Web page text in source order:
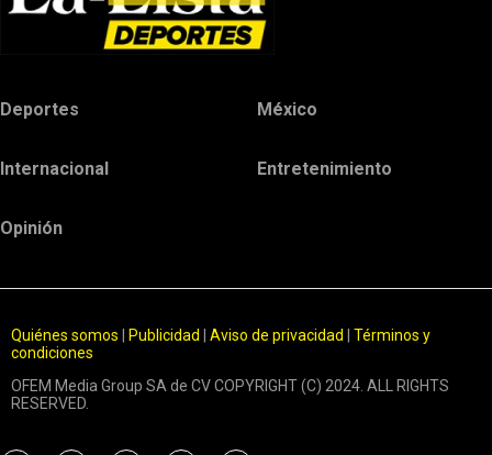
Deportes México
Internacional Entretenimiento
Opinión
Quiénes somos Publicidad Aviso de privacidad
Términos y
condiciones
OFEM Media Group SA de CV COPYRIGHT (C) 2024. ALL RIGHTS
RESERVED.